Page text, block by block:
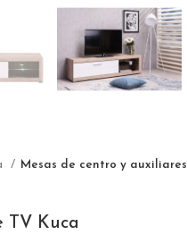
Mesas de centro y auxiliares
TV Kuca